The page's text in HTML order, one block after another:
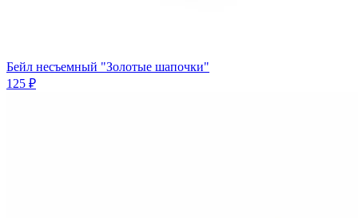
Бейл несъемный "Золотые шапочки"
125 ₽